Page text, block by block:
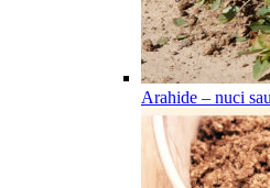
Arahide – nuci